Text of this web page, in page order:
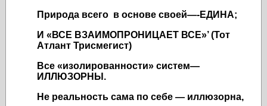
Природа всего в основе своей—-ЕДИНА;
И «ВСЕ ВЗАИМОПРОНИЦАЕТ ВСЕ»’ (Тот
Атлант Трисмегист)
Все «изолированности» систем—
ИЛЛЮЗОРНЫ.
Не реальность сама по себе — иллюзорна,